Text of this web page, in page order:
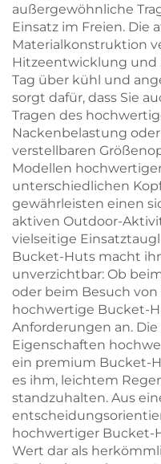
außergewöhnliche
Einsatz im Freien. Die
Materialkonstruktion
Hitzeentwicklung und
Tag über kühl und
sorgt dafür, dass Sie
Tragen des
Nackenbelastung
verstellbaren
Modellen
unterschiedlichen
gewährleisten einen
aktiven Outdoor-
vielseitige
Bucket-Huts macht
unverzichtbar: Ob
oder beim Besuch von
hochwertige Bucket-
Anforderungen an.
Eigenschaften
ein premium Bucket-
es ihm, leichtem
standzuhalten. Aus
hochwertiger Bucket-
Wert dar als